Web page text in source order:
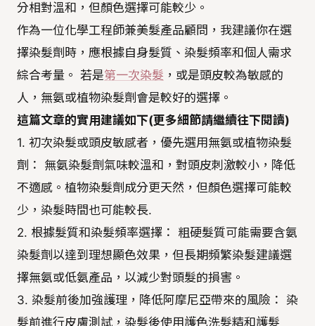
分相對溫和，但顏色選擇可能較少。
作為一位化學工程師兼美髮產品顧問，我建議你在選
擇染髮劑時，應根據自身髮質、染髮頻率和個人需求
綜合考量。 若是第一次染髮 ，或是頭皮較為敏感的
人，無氨或植物染髮劑會是較好的選擇。
這篇文章的實用建議如下(更多細節請繼續往下閱讀)
1. 初次染髮或頭皮敏感者，優先選用無氨或植物染髮
劑： 無氨染髮劑氣味較溫和，對頭皮刺激較小，降低
不適感。植物染髮劑成分更天然，但顏色選擇可能較
少，染髮時間也可能較長.
2. 根據髮質和染髮頻率選擇： 粗硬髮質可能需要含氨
染髮劑以達到理想顯色效果，但長期頻繁染髮建議選
擇無氨或低氨產品，以減少對頭髮的損害。
3. 染髮前後加強護理，降低阿摩尼亞帶來的風險： 染
髮前進行皮膚測試，染髮後使用護色洗髮精和護髮